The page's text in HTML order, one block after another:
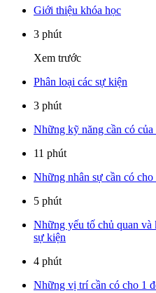
Giới thiệu khóa học
3 phút
Xem trước
Phân loại các sự kiện
3 phút
Những kỹ năng cần có
11 phút
Những nhân sự cần có
5 phút
Những yếu tố chủ quan
sự kiện
4 phút
Những vị trí cần có cho 1